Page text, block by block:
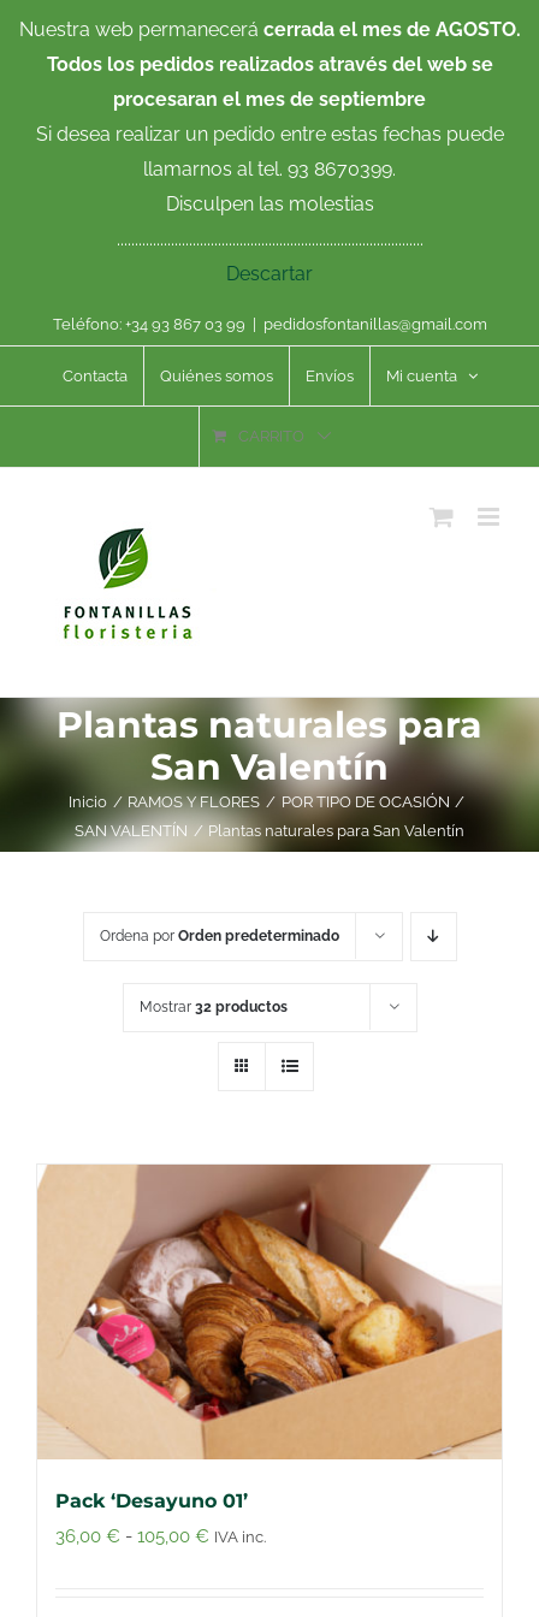
Nuestra web permanecerá cerrada el mes de AGOSTO.
Todos los pedidos realizados através del web se
procesaran el mes de septiembre
Si desea realizar un pedido entre estas fechas puede
llamarnos al tel. 93 8670399.
Disculpen las molestias
.....................................................................................
Descartar
Teléfono: +34 93 867 03 99 pedidosfontanillas@gmail.com
Contacta Quiénes somos Envíos Mi cuenta
CARRITO
Plantas naturales para
San Valentín
Inicio RAMOS Y FLORES
POR TIPO DE OCASIÓN
SAN VALENTÍN
Plantas naturales para San Valentín
Ordena por Orden predeterminado
Mostrar 32 productos
Pack ‘Desayuno 01’
36,00 € - 105,00 € Rango
IVA inc.